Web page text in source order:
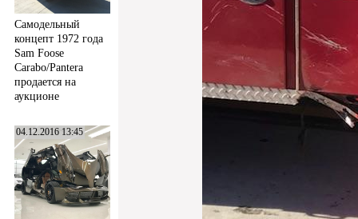
Самодельный
концепт 1972 года
Sam Foose
Carabo/Pantera
продается на
аукционе
04.12.2016 13:45